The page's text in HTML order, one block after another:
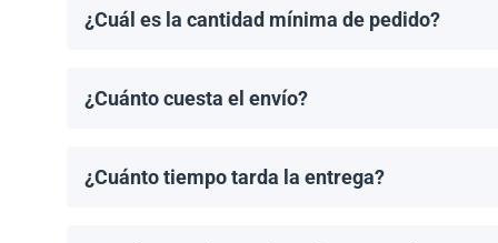
¿Cuál es la cantidad mínima de pedido?
¿Cuánto cuesta el envío?
¿Cuánto tiempo tarda la entrega?